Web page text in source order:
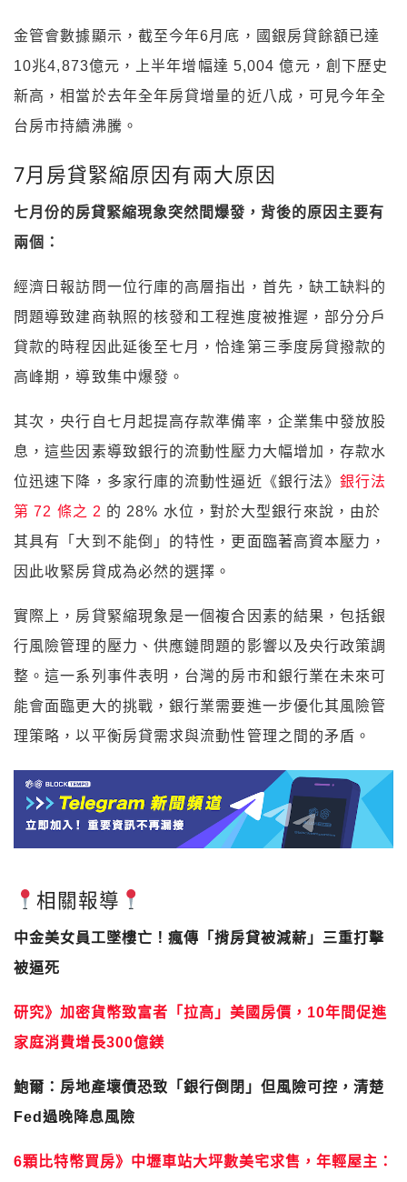
金管會數據顯示，截至今年6月底，國銀房貸餘額已達
10兆4,873億元，上半年增幅達 5,004 億元，創下歷史
新高，相當於去年全年房貸增量的近八成，可見今年全
台房市持續沸騰。
7月房貸緊縮原因有兩大原因
七月份的房貸緊縮現象突然間爆發，背後的原因主要有
兩個：
經濟日報訪問一位行庫的高層指出，首先，缺工缺料的
問題導致建商執照的核發和工程進度被推遲，部分分戶
貸款的時程因此延後至七月，恰逢第三季度房貸撥款的
高峰期，導致集中爆發。
其次，央行自七月起提高存款準備率，企業集中發放股
息，這些因素導致銀行的流動性壓力大幅增加，存款水
位迅速下降，多家行庫的流動性逼近《銀行法》銀行法
第 72 條之 2 的 28% 水位，對於大型銀行來說，由於
其具有「大到不能倒」的特性，更面臨著高資本壓力，
因此收緊房貸成為必然的選擇。
實際上，房貸緊縮現象是一個複合因素的結果，包括銀
行風險管理的壓力、供應鏈問題的影響以及央行政策調
整。這一系列事件表明，台灣的房市和銀行業在未來可
能會面臨更大的挑戰，銀行業需要進一步優化其風險管
理策略，以平衡房貸需求與流動性管理之間的矛盾。
相關報導
中金美女員工墜樓亡！瘋傳「揹房貸被減薪」三重打擊
被逼死
研究》加密貨幣致富者「拉高」美國房價，10年間促進
家庭消費增長300億鎂
鮑爾：房地產壞債恐致「銀行倒閉」但風險可控，清楚
Fed過晚降息風險
6顆比特幣買房》中壢車站大坪數美宅求售，年輕屋主：